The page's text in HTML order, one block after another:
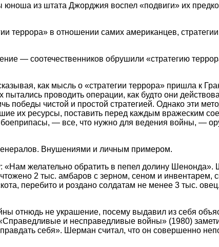
из штата Джорджия воспел «подвиги» их
террора» в отношении самих американцев,
— соотечественников обрушили «стратегию
как мысль о «стратегии террора» пришла к
проводить операции, как будто они
победы чистой и простой стратегией. Однако эти
их ресурсы, поставить перед каждым вражеским
— все, что нужно для ведения войны, —
Внушениями и личным примером.
«Нам желательно обратить в пепел долину
2 тыс. амбаров с зерном, сеном и инвентарем,
перебито и роздано солдатам не менее 3 тыс.
отнюдь не украшение, посему выдавил из себя
и несправедливые войны» (1980)
себя». Шерман считал, что он совершенно